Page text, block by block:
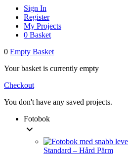
Sign In
Register
My Projects
0 Basket
0 Empty Basket
Your basket is currently empty
Checkout
You don't have any saved projects.
Fotobok
Standard – Hård Pärm